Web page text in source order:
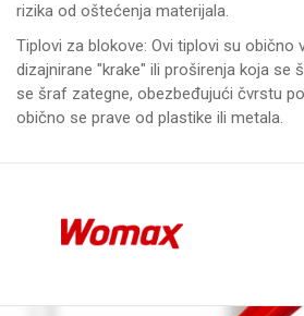
rizika od oštećenja materijala.
Tiplovi za blokove: Ovi tiplovi su obično
dizajnirane "krake" ili proširenja koja se
se šraf zategne, obezbeđujući čvrstu
obično se prave od plastike ili metala.